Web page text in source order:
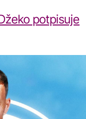
potpisuje